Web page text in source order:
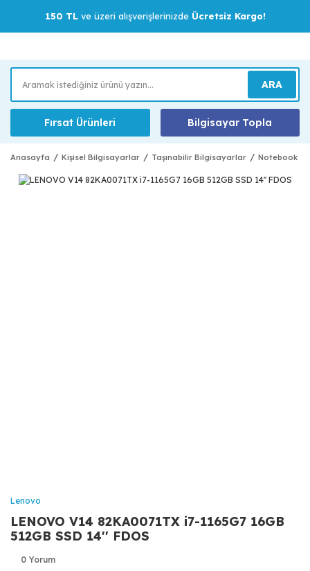
150 TLve üzeri alışverişlerinizde Ücretsiz Kargo!
ARA
Fırsat Ürünleri Bilgisayar Topla
Anasayfa Kişisel Bilgisayarlar Taşınabilir Bilgisayarlar Notebook
Lenovo
LENOVO V14 82KA0071TX i7-1165G7 16GB
512GB SSD 14'' FDOS
0 Yorum